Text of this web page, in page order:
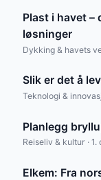
Plast i havet –
løsninger
Dykking & havets
Slik er det å
Teknologi &
Planlegg
Reiseliv & kultur ·
Elkem: Fra